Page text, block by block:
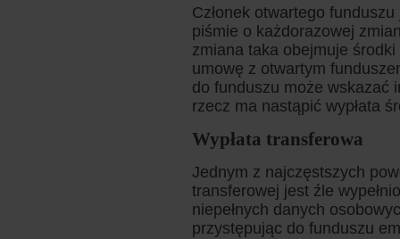
Członek otwartego
piśmie o każdorazowej
zmiana taka obejmuje
umowę z otwartym
do funduszu może wskazać
rzecz ma nastąpić wypłata
Wypłata transferowa
Jednym z najczęstszych
transferowej jest źle
niepełnych danych
przystępując do funduszu